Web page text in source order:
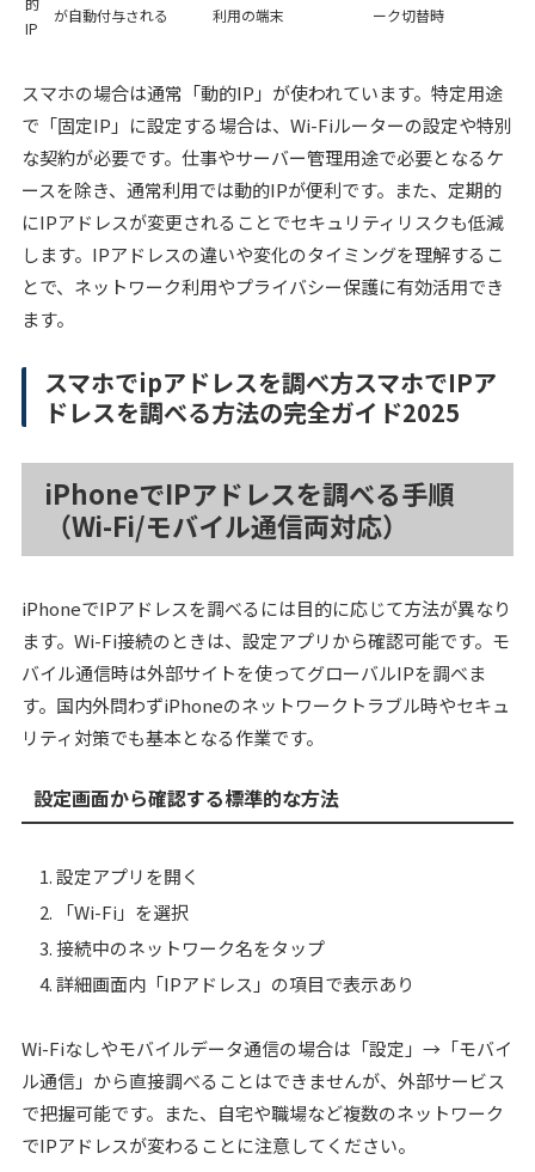
IP
が自動付与される
利用の端末
ーク切替時
スマホの場合は通常「動的IP」が使われています。特定用途
で「固定IP」に設定する場合は、Wi-Fiルーターの設定や特別
な契約が必要です。仕事やサーバー管理用途で必要となるケ
ースを除き、通常利用では動的IPが便利です。また、定期的
にIPアドレスが変更されることでセキュリティリスクも低減
します。IPアドレスの違いや変化のタイミングを理解するこ
とで、ネットワーク利用やプライバシー保護に有効活用でき
ます。
スマホでipアドレスを調べ方スマホでIPア
ドレスを調べる方法の完全ガイド2025
iPhoneでIPアドレスを調べる手順
（Wi-Fi/モバイル通信両対応）
iPhoneでIPアドレスを調べるには目的に応じて方法が異なり
ます。Wi-Fi接続のときは、設定アプリから確認可能です。モ
バイル通信時は外部サイトを使ってグローバルIPを調べま
す。国内外問わずiPhoneのネットワークトラブル時やセキュ
リティ対策でも基本となる作業です。
設定画面から確認する標準的な方法
設定アプリを開く
「Wi-Fi」を選択
接続中のネットワーク名をタップ
詳細画面内「IPアドレス」の項目で表示あり
Wi-Fiなしやモバイルデータ通信の場合は「設定」→「モバイ
ル通信」から直接調べることはできませんが、外部サービス
で把握可能です。また、自宅や職場など複数のネットワーク
でIPアドレスが変わることに注意してください。